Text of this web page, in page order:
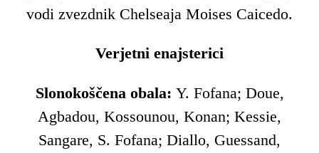
vodi zvezdnik Chelseaja Moises Caicedo.
Verjetni enajsterici
Slonokoščena obala: Y. Fofana; Doue,
Agbadou, Kossounou, Konan; Kessie,
Sangare, S. Fofana; Diallo, Guessand,